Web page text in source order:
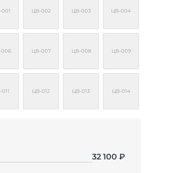
ЦВ-002 ЦВ-003 ЦВ-004
ЦВ-007 ЦВ-008 ЦВ-009
ЦВ-012 ЦВ-013 ЦВ-014
32 100 ₽